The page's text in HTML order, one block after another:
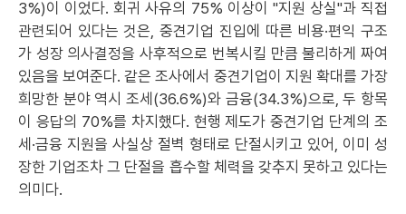
3%)이 이었다. 회귀 사유의 75% 이상이 "지원 상실"과 직접
관련되어 있다는 것은, 중견기업 진입에 따른 비용·편익 구조
가 성장 의사결정을 사후적으로 번복시킬 만큼 불리하게 짜여
있음을 보여준다. 같은 조사에서 중견기업이 지원 확대를 가장
희망한 분야 역시 조세(36.6%)와 금융(34.3%)으로, 두 항목
이 응답의 70%를 차지했다. 현행 제도가 중견기업 단계의 조
세·금융 지원을 사실상 절벽 형태로 단절시키고 있어, 이미 성
장한 기업조차 그 단절을 흡수할 체력을 갖추지 못하고 있다는
의미다.